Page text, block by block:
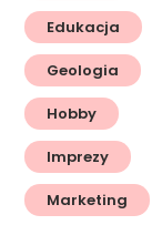
Edukacja
Geologia
Hobby
Imprezy
Marketing